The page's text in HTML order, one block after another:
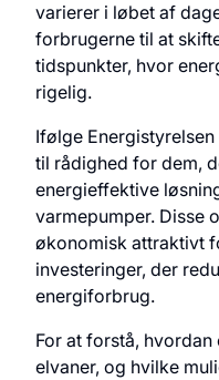
varierer i løbet af
forbrugerne til at
tidspunkter, hvor
rigelig.
Ifølge
til rådighed for dem,
energieffektive
varmepumper. Disse
økonomisk attraktivt
investeringer, der
energiforbrug.
For at forstå,
elvaner, og hvilke